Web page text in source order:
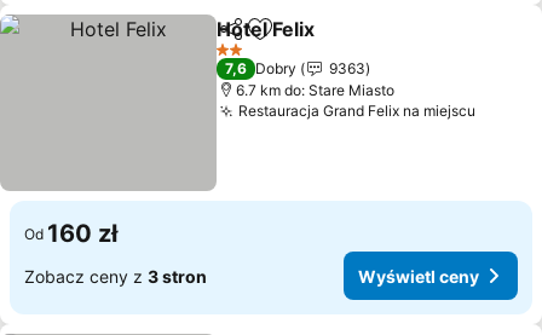
Udostępnij
Dodaj do ulubionych
Hotel Felix
2 Kategoria
7,6 Dobry
9363
6.7 km do: Stare Miasto
Restauracja Grand Felix na miejscu
Od 160 zł
Zobacz ceny z 3 stron Wyświetl ceny